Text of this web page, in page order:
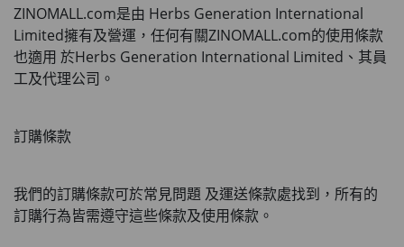
ZINOMALL.com是由 Herbs Generation International
Limited擁有及營運，任何有關ZINOMALL.com的使用條款
也適用 於Herbs Generation International Limited、其員
工及代理公司。
訂購條款
我們的訂購條款可於常見問題 及運送條款處找到，所有的
訂購行為皆需遵守這些條款及使用條款。